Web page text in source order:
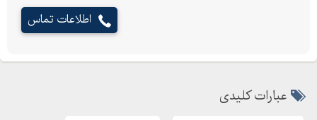
اطلاعات تماس
عبارات کلیدی